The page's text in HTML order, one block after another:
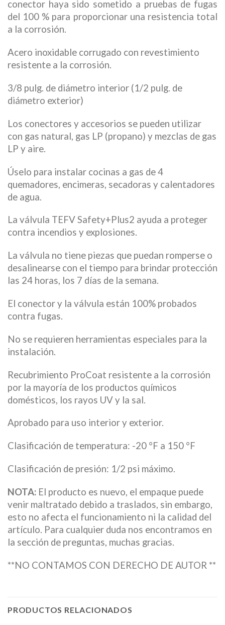
conector haya sido sometido a pruebas de fugas
del 100 % para proporcionar una resistencia total
a la corrosión.
Acero inoxidable corrugado con revestimiento
resistente a la corrosión.
3/8 pulg. de diámetro interior (1/2 pulg. de
diámetro exterior)
Los conectores y accesorios se pueden utilizar
con gas natural, gas LP (propano) y mezclas de gas
LP y aire.
Úselo para instalar cocinas a gas de 4
quemadores, encimeras, secadoras y calentadores
de agua.
La válvula TEFV Safety+Plus2 ayuda a proteger
contra incendios y explosiones.
La válvula no tiene piezas que puedan romperse o
desalinearse con el tiempo para brindar protección
las 24 horas, los 7 días de la semana.
El conector y la válvula están 100% probados
contra fugas.
No se requieren herramientas especiales para la
instalación.
Recubrimiento ProCoat resistente a la corrosión
por la mayoría de los productos químicos
domésticos, los rayos UV y la sal.
Aprobado para uso interior y exterior.
Clasificación de temperatura: -20 °F a 150 °F
Clasificación de presión: 1/2 psi máximo.
NOTA: El producto es nuevo, el empaque puede
venir maltratado debido a traslados, sin embargo,
esto no afecta el funcionamiento ni la calidad del
artículo. Para cualquier duda nos encontramos en
la sección de preguntas, muchas gracias.
**NO CONTAMOS CON DERECHO DE AUTOR **
PRODUCTOS RELACIONADOS